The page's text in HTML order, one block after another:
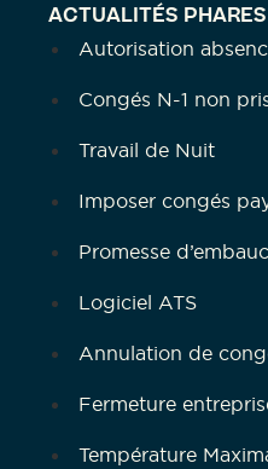
ACTUALITÉS PHARES
Autorisation
Congés N-1 non
Travail de Nuit
Imposer congés
Promesse
Logiciel ATS
Annulation de
Fermeture
Température